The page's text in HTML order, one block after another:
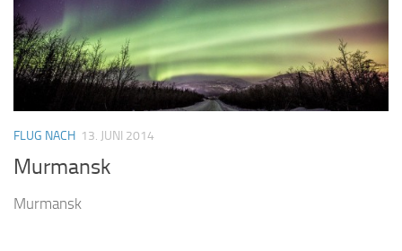
FLUG NACH 13. JUNI 2014
Murmansk
Murmansk